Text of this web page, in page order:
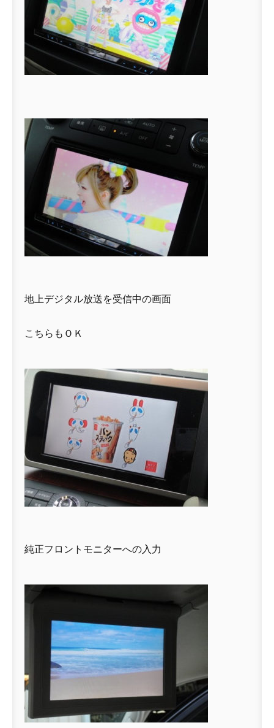
地上デジタル放送を受信中の画面
こちらもＯＫ
純正フロントモニターへの入力